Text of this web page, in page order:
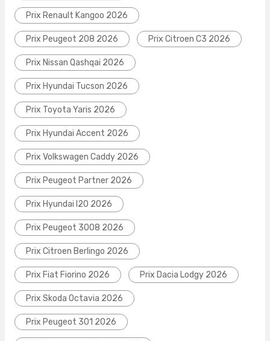
Prix Renault Kangoo 2026
Prix Peugeot 208 2026 Prix Citroen C3 2026
Prix Nissan Qashqai 2026
Prix Hyundai Tucson 2026
Prix Toyota Yaris 2026
Prix Hyundai Accent 2026
Prix Volkswagen Caddy 2026
Prix Peugeot Partner 2026
Prix Hyundai I20 2026
Prix Peugeot 3008 2026
Prix Citroen Berlingo 2026
Prix Fiat Fiorino 2026 Prix Dacia Lodgy 2026
Prix Skoda Octavia 2026
Prix Peugeot 301 2026